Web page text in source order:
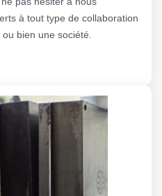
à tout type de collaboration
bien une société.